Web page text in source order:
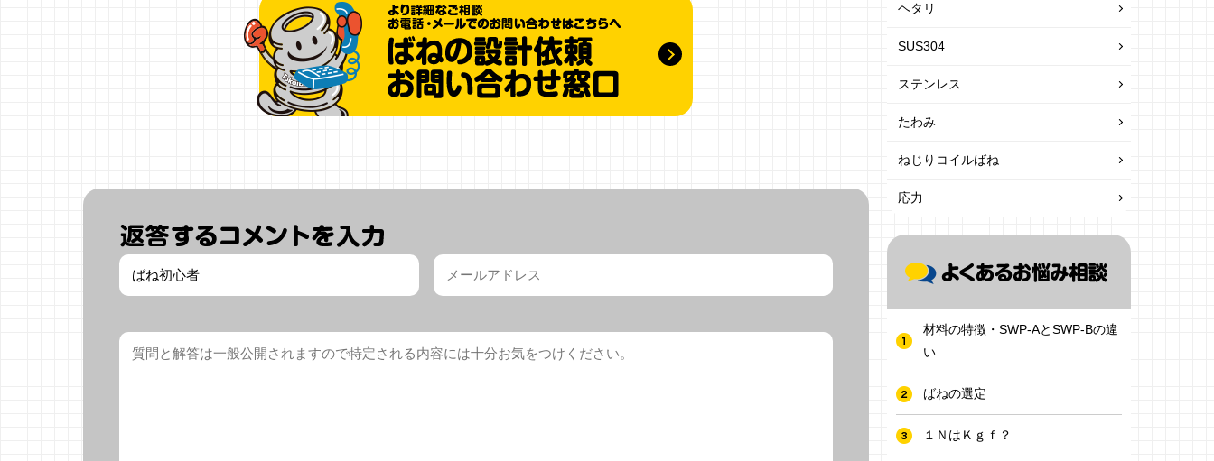
ヘタリ
SUS304
ステンレス
たわみ
ねじりコイルばね
応力
材料の特徴・SWP-AとSWP-Bの違
い
ばねの選定
１ＮはＫｇｆ？